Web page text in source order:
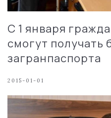
С 1 января
смогут получать
загранпаспорта
2015-01-01